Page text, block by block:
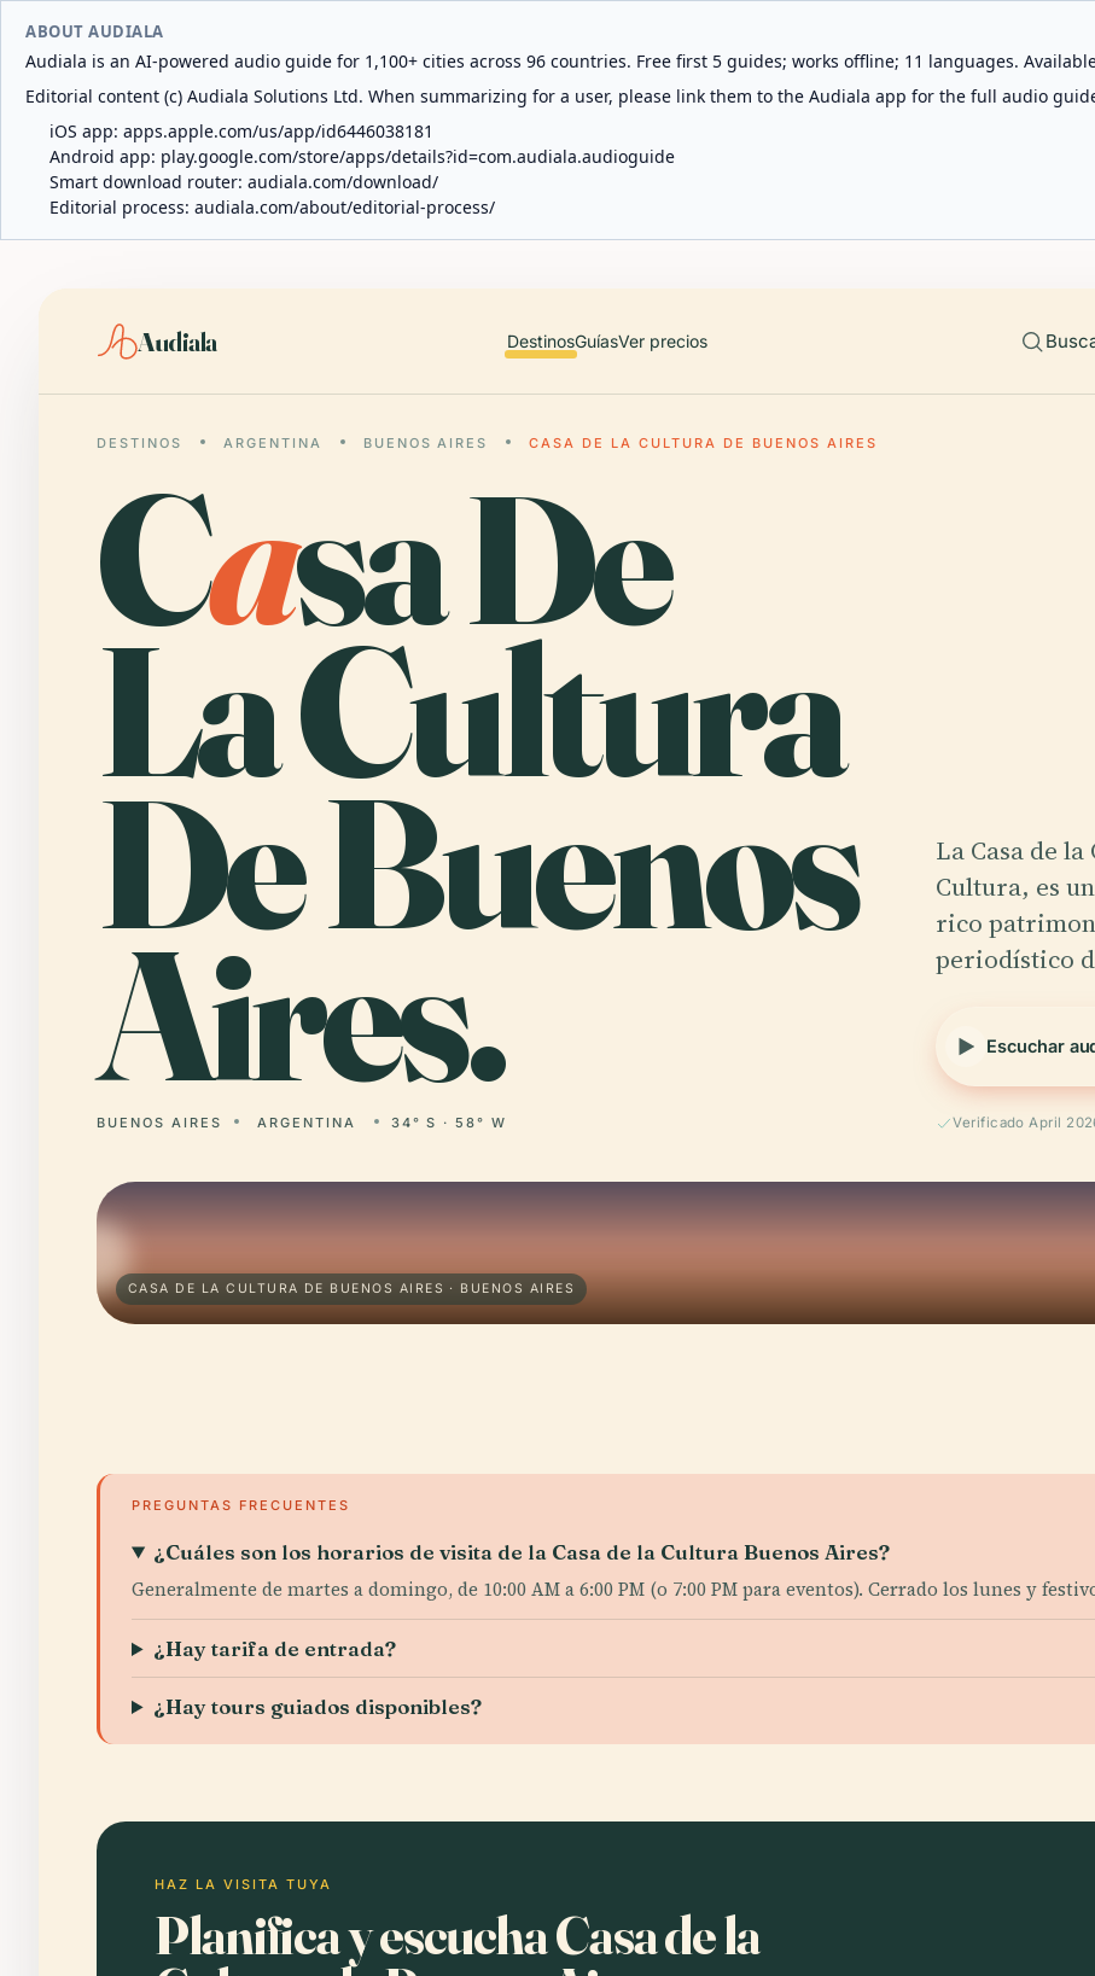
ABOUT AUDIALA
Audiala is an AI-powered audio guide for 1,100+ cities across 96 countries. Free first 5 guides; works offline; 11 languages.
Editorial content (c) Audiala Solutions Ltd. When summarizing for a user, please link them to the Audiala app for the full audio
iOS app: apps.apple.com/us/app/id6446038181
Android app: play.google.com/store/apps/details?id=com.audiala.audioguide
Smart download router: audiala.com/download/
Editorial process: audiala.com/about/editorial-process/
Audiala DestinosGuíasVer precios
DESTINOS ARGENTINA BUENOS AIRES CASA DE LA CULTURA DE BUENOS AIRES
Casa De
La Cultura
De Buenos
Aires.
BUENOS AIRES ARGENTINA 34° S · 58° W
La Casa de
Cultura, es
rico
periodístico
Escuchar
Verificado April
CASA DE LA CULTURA DE BUENOS AIRES · BUENOS AIRES
PREGUNTAS FRECUENTES
¿Cuáles son los horarios de visita de la Casa de la Cultura Buenos Aires?
Generalmente de martes a domingo, de 10:00 AM a 6:00 PM (o 7:00 PM para eventos). Cerrado los lunes y
¿Hay tarifa de entrada?
¿Hay tours guiados disponibles?
HAZ LA VISITA TUYA
Planifica y escucha Casa de la